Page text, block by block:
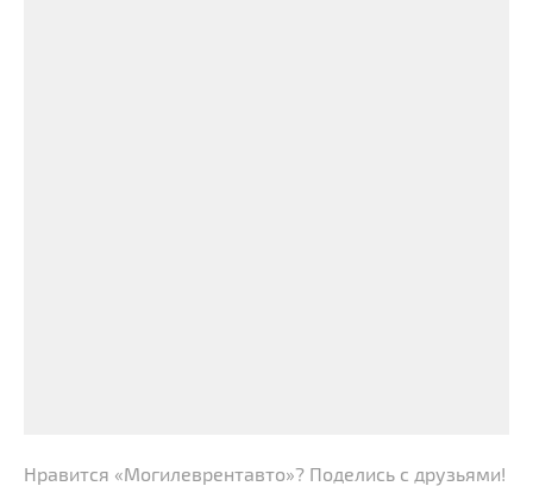
Нравится «Могилеврентавто»? Поделись с друзьями!